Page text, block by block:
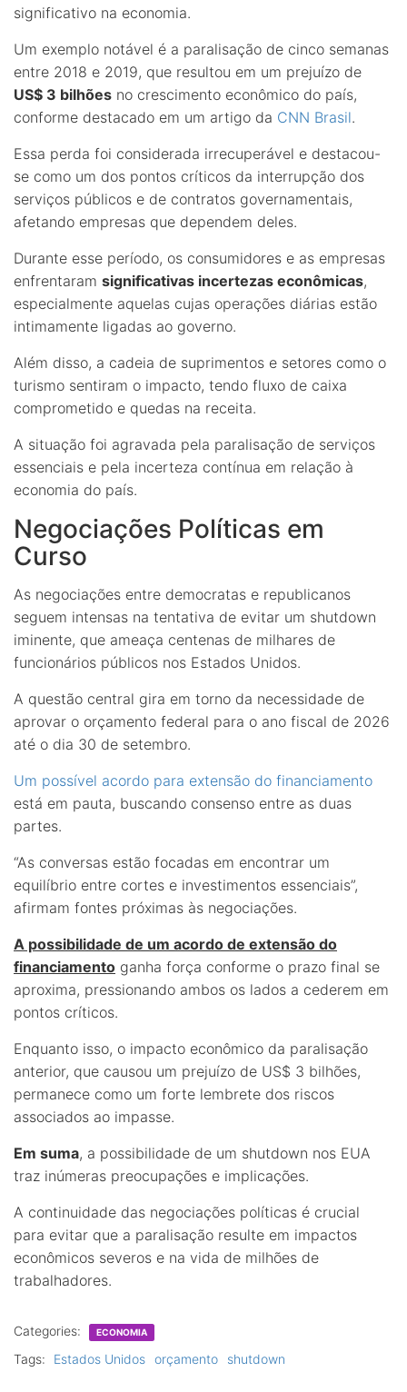
significativo na economia.
Um exemplo notável é a paralisação de cinco semanas
entre 2018 e 2019, que resultou em um prejuízo de
US$ 3 bilhões no crescimento econômico do país,
conforme destacado em um artigo da CNN Brasil.
Essa perda foi considerada irrecuperável e destacou-
se como um dos pontos críticos da interrupção dos
serviços públicos e de contratos governamentais,
afetando empresas que dependem deles.
Durante esse período, os consumidores e as empresas
enfrentaram significativas incertezas econômicas,
especialmente aquelas cujas operações diárias estão
intimamente ligadas ao governo.
Além disso, a cadeia de suprimentos e setores como o
turismo sentiram o impacto, tendo fluxo de caixa
comprometido e quedas na receita.
A situação foi agravada pela paralisação de serviços
essenciais e pela incerteza contínua em relação à
economia do país.
Negociações Políticas em
Curso
As negociações entre democratas e republicanos
seguem intensas na tentativa de evitar um shutdown
iminente, que ameaça centenas de milhares de
funcionários públicos nos Estados Unidos.
A questão central gira em torno da necessidade de
aprovar o orçamento federal para o ano fiscal de 2026
até o dia 30 de setembro.
Um possível acordo para extensão do financiamento
está em pauta, buscando consenso entre as duas
partes.
“As conversas estão focadas em encontrar um
equilíbrio entre cortes e investimentos essenciais”,
afirmam fontes próximas às negociações.
A possibilidade de um acordo de extensão do
financiamento ganha força conforme o prazo final se
aproxima, pressionando ambos os lados a cederem em
pontos críticos.
Enquanto isso, o impacto econômico da paralisação
anterior, que causou um prejuízo de US$ 3 bilhões,
permanece como um forte lembrete dos riscos
associados ao impasse.
Em suma, a possibilidade de um shutdown nos EUA
traz inúmeras preocupações e implicações.
A continuidade das negociações políticas é crucial
para evitar que a paralisação resulte em impactos
econômicos severos e na vida de milhões de
trabalhadores.
Categories: ECONOMIA
Tags: Estados Unidos orçamento shutdown